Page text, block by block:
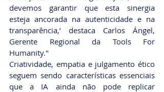
devemos garantir que esta sinergia
esteja ancorada na autenticidade e na
transparência,’ destaca Carlos Ángel,
Gerente Regional da Tools For
Humanity."
Criatividade, empatia e julgamento ético
seguem sendo características essenciais
que a IA ainda não pode replicar